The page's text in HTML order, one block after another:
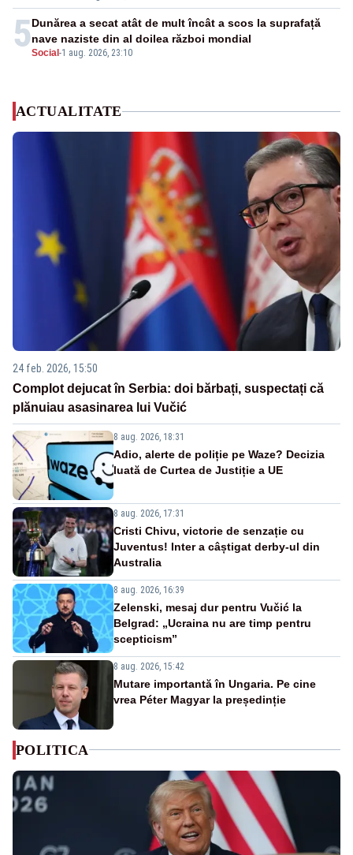
5Social -1 aug. 2026, 23:10
Dunărea a secat atât de mult încât a scos la suprafață
nave naziste din al doilea război mondial
ACTUALITATE
24 feb. 2026, 15:50
Complot dejucat în Serbia: doi bărbați, suspectați că
plănuiau asasinarea lui Vučić
8 aug. 2026, 18:31
Adio, alerte de poliție pe Waze? Decizia
luată de Curtea de Justiție a UE
8 aug. 2026, 17:31
Cristi Chivu, victorie de senzație cu
Juventus! Inter a câștigat derby-ul din
Australia
8 aug. 2026, 16:39
Zelenski, mesaj dur pentru Vučić la
Belgrad: „Ucraina nu are timp pentru
scepticism”
8 aug. 2026, 15:42
Mutare importantă în Ungaria. Pe cine
vrea Péter Magyar la președinție
POLITICA